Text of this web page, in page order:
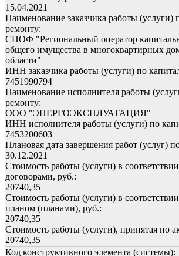
15.04.2021
Наименование заказчика работы (услуги)
ремонту:
СНОФ "Региональный оператор
общего имущества в многоквартирных
области"
ИНН заказчика работы (услуги) по
7451990794
Наименование исполнителя работы
ремонту:
ООО "ЭНЕРГОЭКСПЛУАТАЦИЯ"
ИНН исполнителя работы (услуги) по
7453200603
Плановая дата завершения работ (услуг)
30.12.2021
Стоимость работы (услуги) в
договорами, руб.:
20740,35
Стоимость работы (услуги) в
планом (планами), руб.:
20740,35
Стоимость работы (услуги), принятая по
20740,35
Код конструктивного элемента (системы):